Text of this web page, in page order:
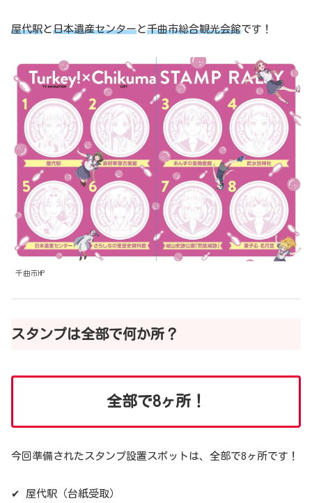
屋代駅と日本遺産センターと千曲市総合観光会館です！
千曲市HP
スタンプは全部で何か所？
全部で8ヶ所！
今回準備されたスタンプ設置スポットは、全部で8ヶ所です！
✔ 屋代駅（台紙受取）